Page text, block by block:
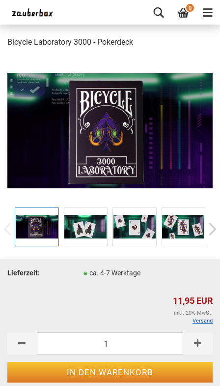
0
Bicycle Laboratory 3000 - Pokerdeck
Lieferzeit: ca. 4-7 Werktage
11,95 EUR
inkl. 20% MwSt.
Versand